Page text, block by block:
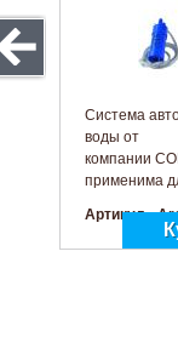
Система
воды от
компании
применима
Артикул -